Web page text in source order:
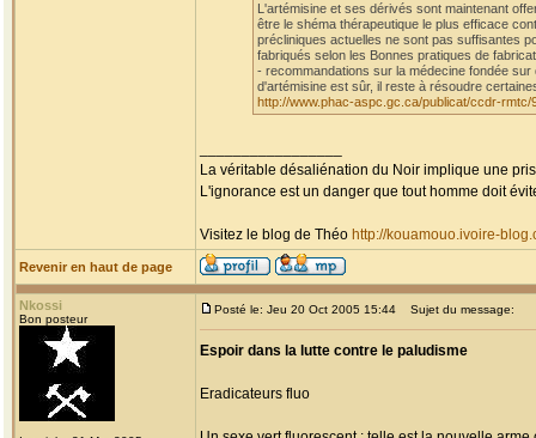
L'artémisine et ses dérivés sont maintenant
être le shéma thérapeutique le plus efficace
précliniques actuelles ne sont pas suffisantes
fabriqués selon les Bonnes pratiques de
- recommandations sur la médecine fondée
d'artémisine est sûr, il reste à résoudre
http://www.phac-aspc.gc.ca/publicat/ccdr-rmtc/
La véritable désaliénation du Noir implique une
L'ignorance est un danger que tout homme doit
Visitez le blog de Théo http://kouamouo.ivoire-
Revenir en haut de page
Nkossi
Bon posteur
Posté le: Jeu 20 Oct 2005 15:44 Sujet du message:
Espoir dans la lutte contre le paludisme
Eradicateurs fluo